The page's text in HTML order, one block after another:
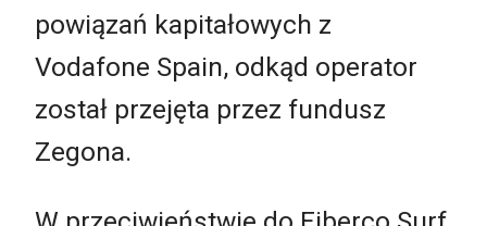
powiązań kapitałowych z
Vodafone Spain, odkąd operator
został przejęta przez fundusz
Zegona.